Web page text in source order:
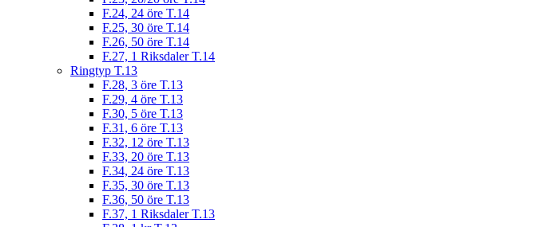
F.24, 24 öre T.14
F.25, 30 öre T.14
F.26, 50 öre T.14
F.27, 1 Riksdaler T.14
Ringtyp T.13
F.28, 3 öre T.13
F.29, 4 öre T.13
F.30, 5 öre T.13
F.31, 6 öre T.13
F.32, 12 öre T.13
F.33, 20 öre T.13
F.34, 24 öre T.13
F.35, 30 öre T.13
F.36, 50 öre T.13
F.37, 1 Riksdaler T.13